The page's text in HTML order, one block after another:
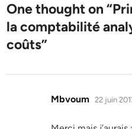
One thought on “
la comptabilité
coûts”
Mbvoum dit :
22 juin